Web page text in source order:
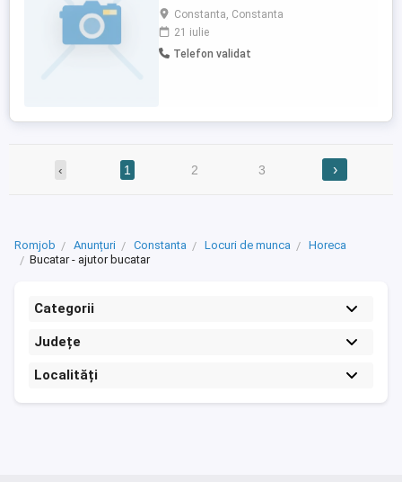
autoservire,restaurant specific
peste,fructe de mare etc,catering sau
conducători auto permis categoria b
cerem și oferim seriozitate...Multumim
Constanta, Constanta
21 iulie
Telefon validat
‹ 1 2 3 ›
Romjob Anunțuri Constanta Locuri de munca
Horeca
Bucatar - ajutor bucatar
Categorii
Județe
Localități